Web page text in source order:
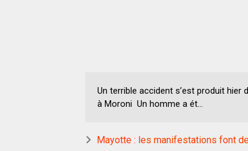
Un terrible accident s’est produit
à Moroni Un homme a ét...
Mayotte : les manifestations font